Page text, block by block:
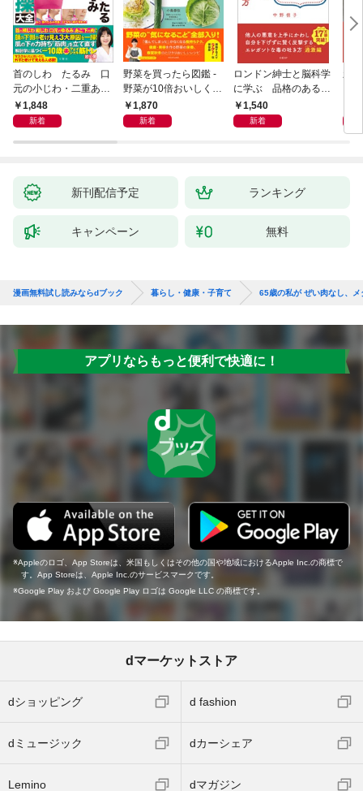
首のしわ たるみ 口
元の小じわ・二重あ
ご 何歳からでもここ
まで若くなる！ 名医
大全
1,848
新着
野菜を買ったら図鑑 -
野菜が10倍おいしくな
る保存法と64のレシピ
-
1,870
新着
ロンドン紳士と脳科学
に学ぶ 品格のあるマ
ウントのとり方
1,540
新着
新
新刊配信予定 ランキング
キャンペーン 無料
漫画無料試し読みならdブック 暮らし・健康・子育て 65歳の私が ぜい肉なし、
アプリならもっと便利で快適に！
Appleのロゴ、App Storeは、米国もしくはその他の国や地域におけるApple Inc.の商標で
す。App Storeは、Apple Inc.のサービスマークです。
Google Play および Google Play ロゴは Google LLC の商標です。
dマーケットストア
dショッピング d fashion
dミュージック dカーシェア
Lemino dマガジン